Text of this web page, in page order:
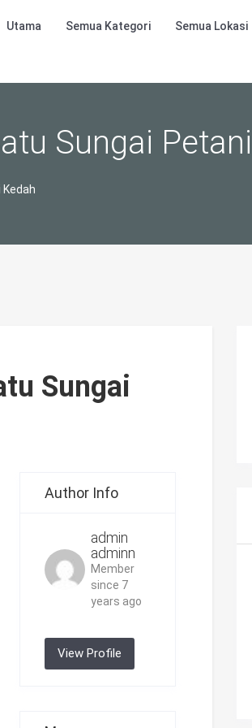
Utama Semua Kategori Semua Lokasi
Sungai
Sungai
Author Info
admin
adminn
Member
since 7
years ago
View Profile